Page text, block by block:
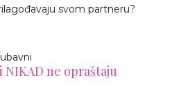
svom partneru?
NIKAD ne opraštaju